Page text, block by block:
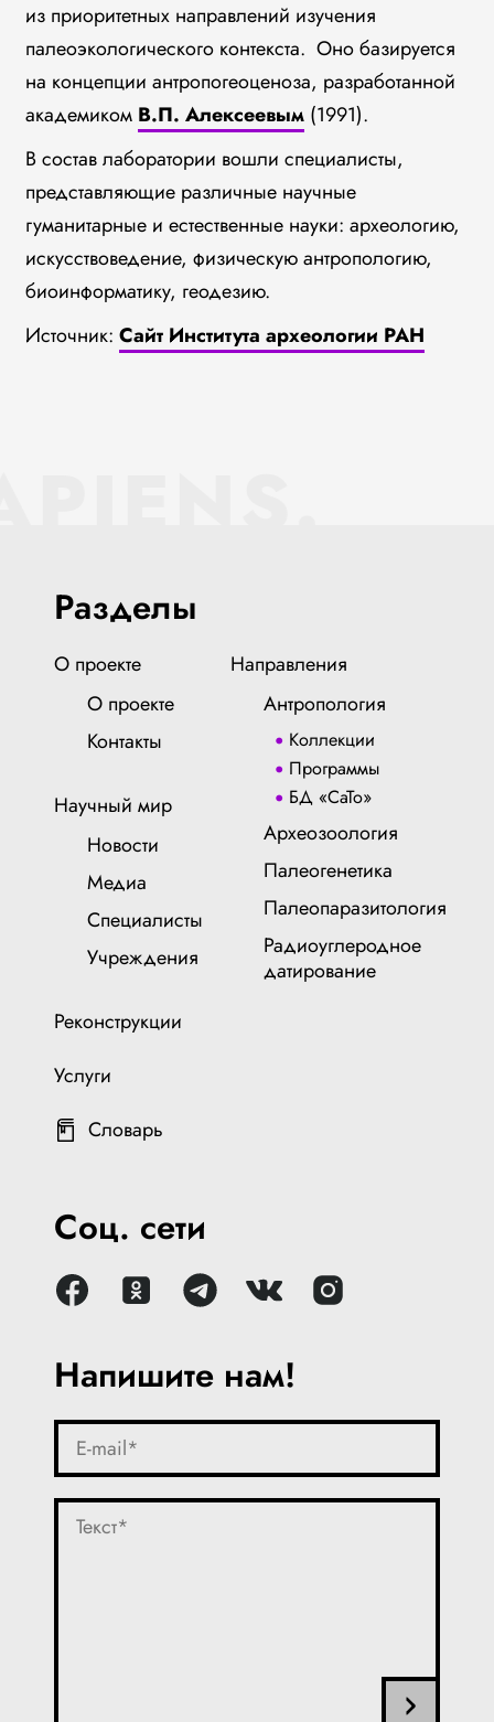
из приоритетных направлений изучения
палеоэкологического контекста. Оно базируется
на концепции антропогеоценоза, разработанной
академиком В.П. Алексеевым(1991).
В состав лаборатории вошли специалисты,
представляющие различные научные
гуманитарные и естественные науки: археологию,
искусствоведение, физическую антропологию,
биоинформатику, геодезию.
Источник: Сайт Института археологии РАН
Напишите нам!
Разделы
О проекте
О проекте
Контакты
Научный мир
Новости
Медиа
Специалисты
Учреждения
Реконструкции
Услуги
Словарь
Направления
Антропология
Коллекции
Программы
БД «СаТо»
Археозоология
Палеогенетика
Палеопаразитология
Радиоуглеродное
датирование
Соц. сети